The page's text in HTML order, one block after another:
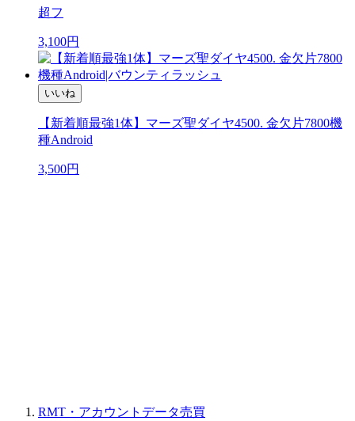
超フ
3,100円
いいね
【新着順最強1体】マーズ聖ダイヤ4500. 金欠片7800機
種Android
3,500円
RMT・アカウントデータ売買